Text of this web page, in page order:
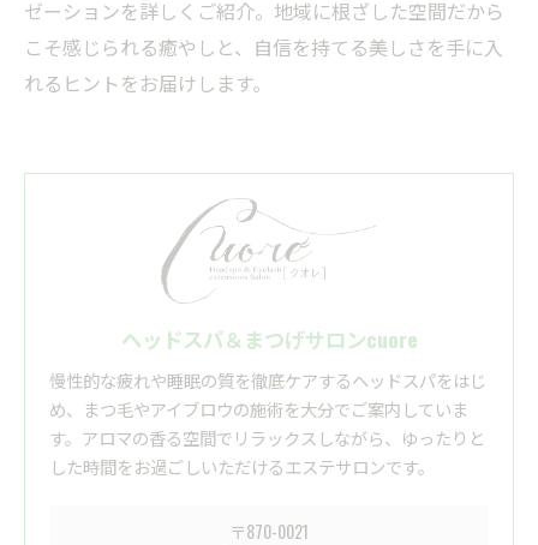
ゼーションを詳しくご紹介。地域に根ざした空間だから
こそ感じられる癒やしと、自信を持てる美しさを手に入
れるヒントをお届けします。
ヘッドスパ＆まつげサロンcuore
慢性的な疲れや睡眠の質を徹底ケアするヘッドスパをはじ
め、まつ毛やアイブロウの施術を大分でご案内していま
す。アロマの香る空間でリラックスしながら、ゆったりと
した時間をお過ごしいただけるエステサロンです。
〒870-0021